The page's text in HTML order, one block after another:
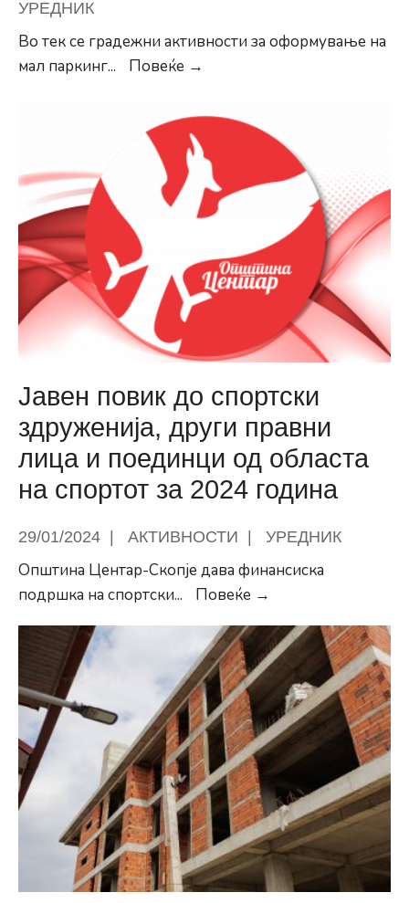
УРЕДНИК
Во тек се градежни активности за оформување на
мал паркинг... Повеќе →
мал
простор
до
ООУ
Неделковски“
Јавен повик до спортски
здруженија, други правни
лица и поединци од областа
на спортот за 2024 година
29/01/2024 АКТИВНОСТИ УРЕДНИК
Општина Центар-Скопје дава финансиска
подршка на спортски... Повеќе →
до
спортски
здруженија,
други
правни
лица
и
поединци
од
областа
на